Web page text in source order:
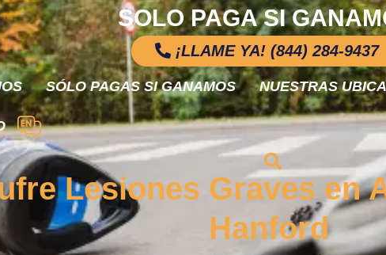
SOLO PAGA SI
¡LLAME YA! (844) 284-9437
SÓLO PAGAS SI GANAMOS NUESTRAS
Lesiones Graves en
Hanford